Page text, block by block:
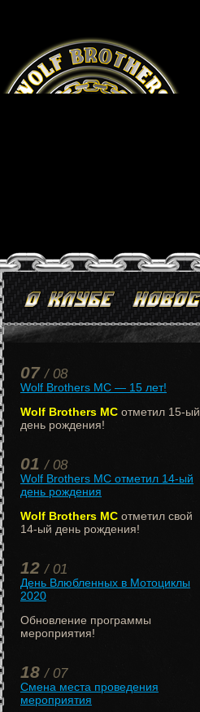
07/ 08
Wolf Brothers MC — 15 лет!
Wolf Brothers MC отметил 15-ый
день рождения!
01/ 08
Wolf Brothers MC отметил 14-ый
день рождения
Wolf Brothers MC отметил свой
14-ый день рождения!
12/ 01
День Влюбленных в Мотоциклы
2020
Обновление программы
мероприятия!
18/ 07
Смена места проведения
мероприятия